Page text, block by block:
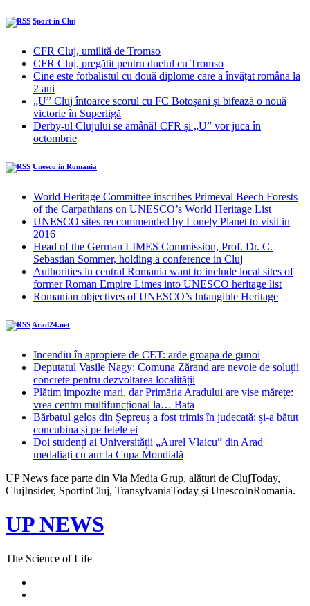
Sport in Cluj
CFR Cluj, umilită de Tromso
CFR Cluj, pregătit pentru duelul cu Tromso
Cine este fotbalistul cu două diplome care a învățat româna la
2 ani
„U” Cluj întoarce scorul cu FC Botoșani și bifează o nouă
victorie în Superligă
Derby-ul Clujului se amână! CFR și „U” vor juca în
octombrie
Unesco in Romania
World Heritage Committee inscribes Primeval Beech Forests
of the Carpathians on UNESCO’s World Heritage List
UNESCO sites reccommended by Lonely Planet to visit in
2016
Head of the German LIMES Commission, Prof. Dr. C.
Sebastian Sommer, holding a conference in Cluj
Authorities in central Romania want to include local sites of
former Roman Empire Limes into UNESCO heritage list
Romanian objectives of UNESCO’s Intangible Heritage
Arad24.net
Incendiu în apropiere de CET: arde groapa de gunoi
Deputatul Vasile Nagy: Comuna Zărand are nevoie de soluții
concrete pentru dezvoltarea localității
Plătim impozite mari, dar Primăria Aradului are vise mărețe:
vrea centru multifuncțional la… Bata
Bărbatul gelos din Șepreuș a fost trimis în judecată: și-a bătut
concubina și pe fetele ei
Doi studenți ai Universității „Aurel Vlaicu” din Arad
medaliați cu aur la Cupa Mondială
UP News face parte din Via Media Grup, alături de ClujToday,
ClujInsider, SportinCluj, TransylvaniaToday și UnescoInRomania.
UP NEWS
The Science of Life